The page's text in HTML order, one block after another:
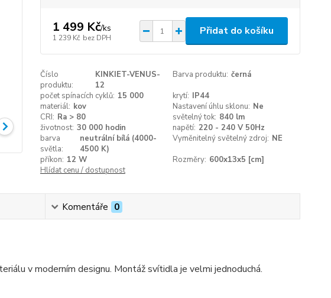
1 499 Kč/ks
1 239 Kč bez DPH
Přidat do košíku
Číslo
produktu:
KINKIET-VENUS-
12
Barva produktu: černá
počet spínacích cyklů: 15 000 krytí: IP44
materiál: kov Nastavení úhlu sklonu: Ne
CRI: Ra > 80 světelný tok: 840 lm
životnost: 30 000 hodin napětí: 220 - 240 V 50Hz
barva
světla:
neutrální bílá (4000-
4500 K)
Vyměnitelný světelný zdroj: NE
příkon: 12 W Rozměry: 600x13x5 [cm]
Hlídat cenu / dostupnost
Komentáře 0
v moderním designu. Montáž svítidla je velmi jednoduchá.